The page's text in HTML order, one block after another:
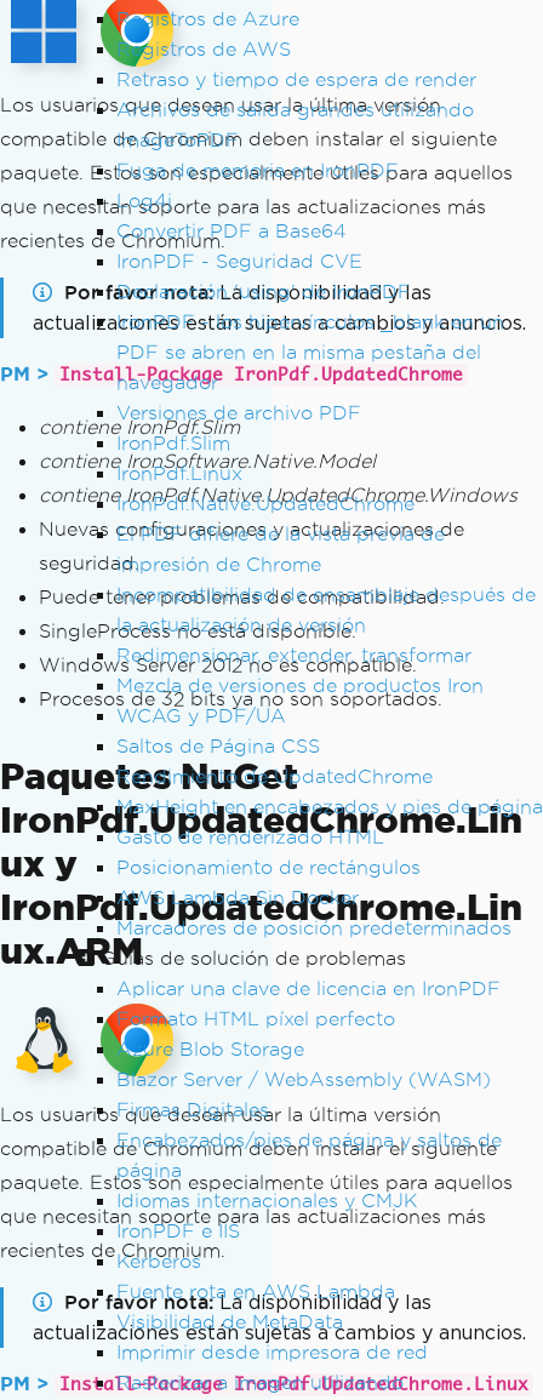
Registros de Azure
Registros de AWS
Retraso y tiempo de espera de render
Archivos de salida grandes utilizando
ImageToPDF
Fuga de memoria en IronPDF
Log4j
Convertir PDF a Base64
IronPDF - Seguridad CVE
Declaración 'using' de IronPDF
IronPDF - los hipervínculos _blank en un
PDF se abren en la misma pestaña del
navegador
Versiones de archivo PDF
IronPdf.Slim
IronPdf.Linux
IronPdf.Native.UpdatedChrome
El PDF difiere de la vista previa de
impresión de Chrome
Incompatibilidad de ensamblaje después de
la actualización de versión
Redimensionar, extender, transformar
Mezcla de versiones de productos Iron
WCAG y PDF/UA
Saltos de Página CSS
Rendimiento de UpdatedChrome
MaxHeight en encabezados y pies de página
Gasto de renderizado HTML
Posicionamiento de rectángulos
AWS Lambda Sin Docker
Marcadores de posición predeterminados
Guías de solución de problemas
Aplicar una clave de licencia en IronPDF
Formato HTML píxel perfecto
Azure Blob Storage
Blazor Server / WebAssembly (WASM)
Firmas Digitales
Encabezados/pies de página y saltos de
página
Idiomas internacionales y CMJK
IronPDF e IIS
Kerberos
Fuente rota en AWS Lambda
Visibilidad de MetaData
Imprimir desde impresora de red
Rasterizar a imagen utilizando
Los usuarios que desean usar la última versión
compatible de Chromium deben instalar el siguiente
paquete. Estos son especialmente útiles para aquellos
que necesitan soporte para las actualizaciones más
recientes de Chromium.
Por favor nota La disponibilidad y las
actualizaciones están sujetas a cambios y anuncios.
PM > Install-Package IronPdf.UpdatedChrome
contiene IronPdf.Slim
contiene IronSoftware.Native.Model
contiene IronPdf.Native.UpdatedChrome.Windows
Nuevas configuraciones y actualizaciones de
seguridad.
Puede tener problemas de compatibilidad.
SingleProcess no está disponible.
Windows Server 2012 no es compatible.
Procesos de 32 bits ya no son soportados.
Paquetes NuGet
IronPdf.UpdatedChrome.Lin
ux y
IronPdf.UpdatedChrome.Lin
ux.ARM
Los usuarios que desean usar la última versión
compatible de Chromium deben instalar el siguiente
paquete. Estos son especialmente útiles para aquellos
que necesitan soporte para las actualizaciones más
recientes de Chromium.
Por favor nota La disponibilidad y las
actualizaciones están sujetas a cambios y anuncios.
PM > Install-Package IronPdf.UpdatedChrome.Linux